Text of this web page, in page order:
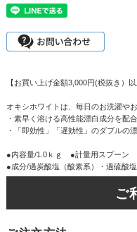
【お買い上げ金額3,000円(税抜き）
オキシホワイトは、毎日のお洗濯や
・素早く溶ける高性能漂白成分を配
・「即効性」「遅効性」のダブルの
●内容量/1.0ｋｇ ●計量用スプーン
●成分/過炭酸塩（酸素系）・過硫酸
ご